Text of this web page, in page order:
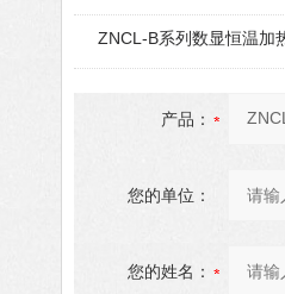
ZNCL-B系列数显恒温加
产品：
您的单位：
您的姓名：